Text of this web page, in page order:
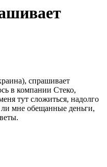
спрашивает
в компании Стеко,
тут сложиться, надолго
мне обещанные деньги,